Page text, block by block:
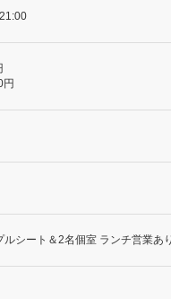
円
シート＆2名個室 ランチ営業あ